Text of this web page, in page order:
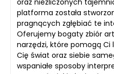
oraz niezliczonych
platforma została
pragnących zgłębiać te
Oferujemy bogaty zbiór
narzędzi, które pomogą
Cię świat oraz siebie
wspaniałe sposoby